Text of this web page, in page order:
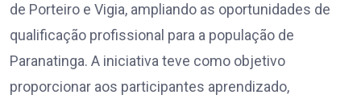
de Porteiro e Vigia, ampliando as oportunidades de
qualificação profissional para a população de
Paranatinga. A iniciativa teve como objetivo
proporcionar aos participantes aprendizado,